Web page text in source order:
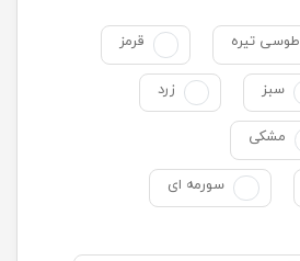
طوسی تیره قرمز
سبز زرد
مشکی
سورمه ای